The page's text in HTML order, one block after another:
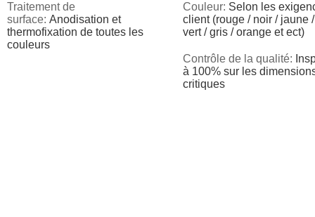
Traitement de
surface: Anodisation et
thermofixation de toutes les
couleurs
Couleur: Selon les
client (rouge / noir / jaune
vert / gris / orange et ect)
Contrôle de la qualité:
à 100% sur les
critiques